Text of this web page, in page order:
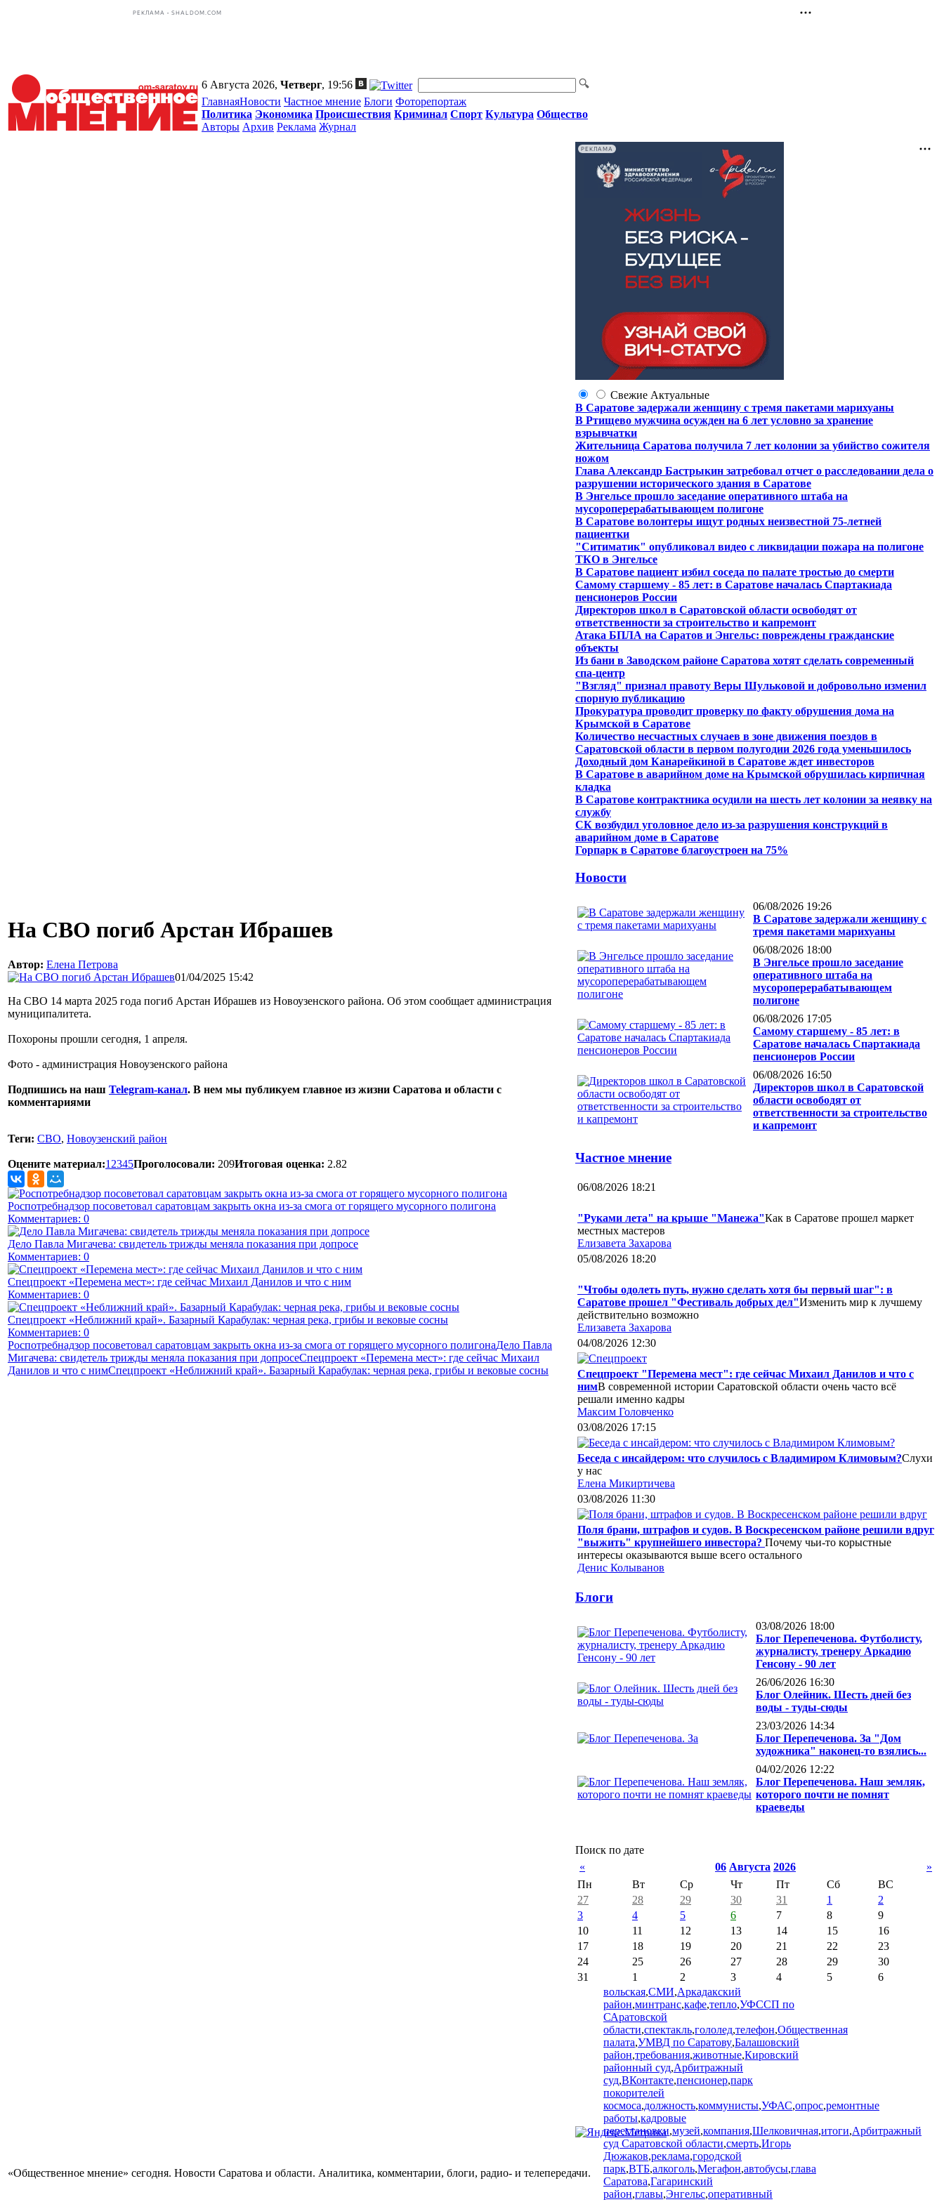
РЕКЛАМА • SHALDOM.COM
6 Августа 2026, Четверг, 19:56
ГлавнаяНовости Частное мнение Блоги Фоторепортаж
Политика Экономика Происшествия Криминал Спорт Культура Общество
Авторы Архив Реклама Журнал
На СВО погиб Арстан Ибрашев
Автор: Елена Петрова
01/04/2025 15:42
На СВО 14 марта 2025 года погиб Арстан Ибрашев из Новоузенского района. Об этом сообщает администрация
муниципалитета.
Похороны прошли сегодня, 1 апреля.
Фото - администрация Новоузенского района
Подпишись на наш Telegram-канал. В нем мы публикуем главное из жизни Саратова и области с
комментариями
Теги: СВО, Новоузенский район
Оцените материал:1 2345Проголосовали: 209Итоговая оценка: 2.82
Роспотребнадзор посоветовал саратовцам закрыть окна из-за смога от горящего мусорного полигона
Комментариев: 0
Дело Павла Мигачева: свидетель трижды меняла показания при допросе
Комментариев: 0
Спецпроект «Перемена мест»: где сейчас Михаил Данилов и что с ним
Комментариев: 0
Спецпроект «Неближний край». Базарный Карабулак: черная река, грибы и вековые сосны
Комментариев: 0
Роспотребнадзор посоветовал саратовцам закрыть окна из-за смога от горящего мусорного полигонаДело Павла
Мигачева: свидетель трижды меняла показания при допросеСпецпроект «Перемена мест»: где сейчас Михаил
Данилов и что с нимСпецпроект «Неближний край». Базарный Карабулак: черная река, грибы и вековые сосны
РЕКЛАМА
Свежие Актуальные
В Саратове задержали женщину с тремя пакетами марихуаны
В Ртищево мужчина осужден на 6 лет условно за хранение
взрывчатки
Жительница Саратова получила 7 лет колонии за убийство сожителя
ножом
Глава Александр Бастрыкин затребовал отчет о расследовании дела о
разрушении исторического здания в Саратове
В Энгельсе прошло заседание оперативного штаба на
мусороперерабатывающем полигоне
В Саратове волонтеры ищут родных неизвестной 75-летней
пациентки
"Ситиматик" опубликовал видео с ликвидации пожара на полигоне
ТКО в Энгельсе
В Саратове пациент избил соседа по палате тростью до смерти
Самому старшему - 85 лет: в Саратове началась Спартакиада
пенсионеров России
Директоров школ в Саратовской области освободят от
ответственности за строительство и капремонт
Атака БПЛА на Саратов и Энгельс: повреждены гражданские
объекты
Из бани в Заводском районе Саратова хотят сделать современный
спа-центр
"Взгляд" признал правоту Веры Шульковой и добровольно изменил
спорную публикацию
Прокуратура проводит проверку по факту обрушения дома на
Крымской в Саратове
Количество несчастных случаев в зоне движения поездов в
Саратовской области в первом полугодии 2026 года уменьшилось
Доходный дом Канарейкиной в Саратове ждет инвесторов
В Саратове в аварийном доме на Крымской обрушилась кирпичная
кладка
В Саратове контрактника осудили на шесть лет колонии за неявку на
службу
СК возбудил уголовное дело из-за разрушения конструкций в
аварийном доме в Саратове
Горпарк в Саратове благоустроен на 75%
Новости
06/08/2026 19:26
В Саратове задержали женщину с
тремя пакетами марихуаны
06/08/2026 18:00
В Энгельсе прошло заседание
оперативного штаба на
мусороперерабатывающем
полигоне
06/08/2026 17:05
Самому старшему - 85 лет: в
Саратове началась Спартакиада
пенсионеров России
06/08/2026 16:50
Директоров школ в Саратовской
области освободят от
ответственности за строительство
и капремонт
Частное мнение
06/08/2026 18:21
"Руками лета" на крыше "Манежа"Как в Саратове прошел маркет
местных мастеров
Елизавета Захарова
05/08/2026 18:20
"Чтобы одолеть путь, нужно сделать хотя бы первый шаг": в
Саратове прошел "Фестиваль добрых дел"Изменить мир к лучшему
действительно возможно
Елизавета Захарова
04/08/2026 12:30
Спецпроект "Перемена мест": где сейчас Михаил Данилов и что с
нимВ современной истории Саратовской области очень часто всё
решали именно кадры
Максим Головченко
03/08/2026 17:15
Беседа с инсайдером: что случилось с Владимиром Климовым?Слухи
у нас
Елена Микиртичева
03/08/2026 11:30
Поля брани, штрафов и судов. В Воскресенском районе решили вдруг
"выжить" крупнейшего инвестора? Почему чьи-то корыстные
интересы оказываются выше всего остального
Денис Колыванов
Блоги
03/08/2026 18:00
Блог Перепеченова. Футболисту,
журналисту, тренеру Аркадию
Генсону - 90 лет
26/06/2026 16:30
Блог Олейник. Шесть дней без
воды - туды-сюды
23/03/2026 14:34
Блог Перепеченова. За "Дом
художника" наконец-то взялись...
04/02/2026 12:22
Блог Перепеченова. Наш земляк,
которого почти не помнят
краеведы
Поиск по дате
«
06 Августа 2026
»
Пн
Вт Ср Чт Пт Сб
ВС
27
28 29 30 31 1
2
3
4 5 6 7 8
9
10
11 12 13 14 15
16
17
18 19 20 21 22
23
24
25 26 27 28 29
30
31
1 2 3 4 5
6
вольская,СМИ,Аркадакский
район,минтранс,кафе,тепло,УФССП по
САратовской
области,спектакль,гололед,телефон,Общественная
палата,УМВД по Саратову,Балашовский
район,требования,животные,Кировский
районный суд,Арбитражный
суд,ВКонтакте,пенсионер,парк
покорителей
космоса,должность,коммунисты,УФАС,опрос,ремонтные
работы,кадровые
перестановки,музей,компания,Шелковичная,итоги,Арбитражный
суд Саратовской области,смерть,Игорь
Дюжаков,реклама,городской
парк,ВТБ,алкоголь,Мегафон,автобусы,глава
Саратова,Гагаринский
район,главы,Энгельс,оперативный
«Общественное мнение» сегодня. Новости Саратова и области. Аналитика, комментарии, блоги, радио- и телепередачи.